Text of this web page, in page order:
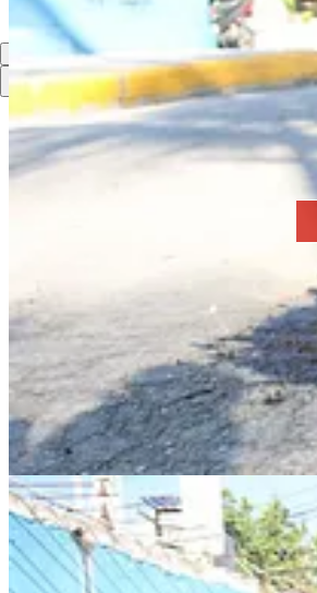
Lo mejor de Último Debates
Sin posts
Por supuesto, sigue adelante.
Descargar la app
Substack es el hogar de la gran cultura